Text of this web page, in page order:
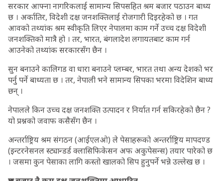
सरकार आफ्ना नागरिकलाई सामान्य सिपसहित श्रम बजार पठाउन बाध्य
छ । अर्कातिर, विदेशी दक्ष जनशक्तिलाई रोजगारी दिइरहेको छ । गत
आवको तथ्यांक श्रम स्वीकृति लिएर नेपालमा काम गर्ने उच्च दक्ष विदेशी
जनशक्तिको मात्रै हो । तर, भारत, बंगलादेश लगायतबाट काम गर्न
आउनेको तथ्यांक सरकारसँग छैन ।
सुन बनाउने कालिगड वा धारा बनाउने प्लम्बर, भारत तथा अन्य देशको भर
पर्नु पर्ने बाध्यता छ । तर, नेपाली भने सामान्य सिपका भरमा विदेशिन बाध्य
छन् ।
नेपालले किन उच्च दक्ष जनशक्ति उत्पादन र निर्यात गर्न सकिरहेको छैन ?
यो प्रश्नको जवाफ कसैसँग छैन ।
अन्तर्राष्ट्रिय श्रम संगठन (आईएलओ) ले पेसाहरूको अन्तर्राष्ट्रिय मापदण्ड
(इन्टरनेसनल स्ट्यान्डर्ड क्लासिफिकेसन अफ अकुपेसन्स) तयार पारेको छ
। जसमा कुन पेसाका लागि कस्तो खालको सिप हुनुपर्ने भन्ने उल्लेख छ ।